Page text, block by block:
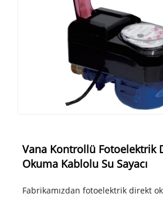
Vana Kontrollü Fotoelektrik
Okuma Kablolu Su Sayacı
Fabrikamızdan fotoelektrik direkt